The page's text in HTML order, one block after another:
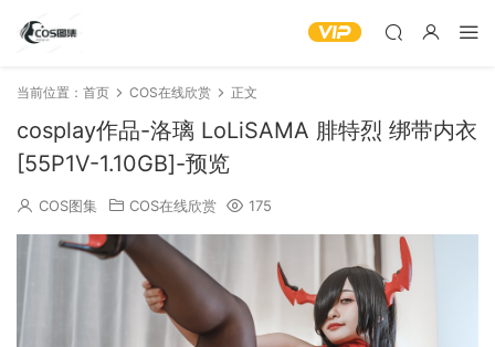
当前位置： 首页 COS在线欣赏 正文
cosplay作品-洛璃 LoLiSAMA 腓特烈 绑带内衣
[55P1V-1.10GB]-预览
COS图集 COS在线欣赏 175